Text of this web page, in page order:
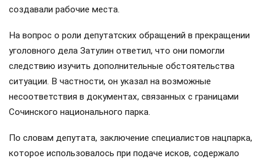
создавали рабочие места.
На вопрос о роли депутатских обращений в прекращении
уголовного дела Затулин ответил, что они помогли
следствию изучить дополнительные обстоятельства
ситуации. В частности, он указал на возможные
несоответствия в документах, связанных с границами
Сочинского национального парка.
По словам депутата, заключение специалистов нацпарка,
которое использовалось при подаче исков, содержало